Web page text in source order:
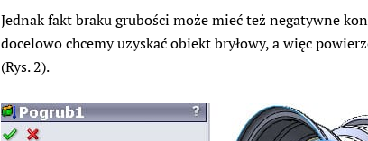
Jednak fakt braku grubości może mieć też negatywne
docelowo chcemy uzyskać obiekt bryłowy, a więc
(Rys. 2).